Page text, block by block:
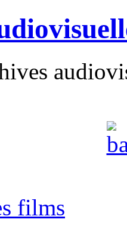
films